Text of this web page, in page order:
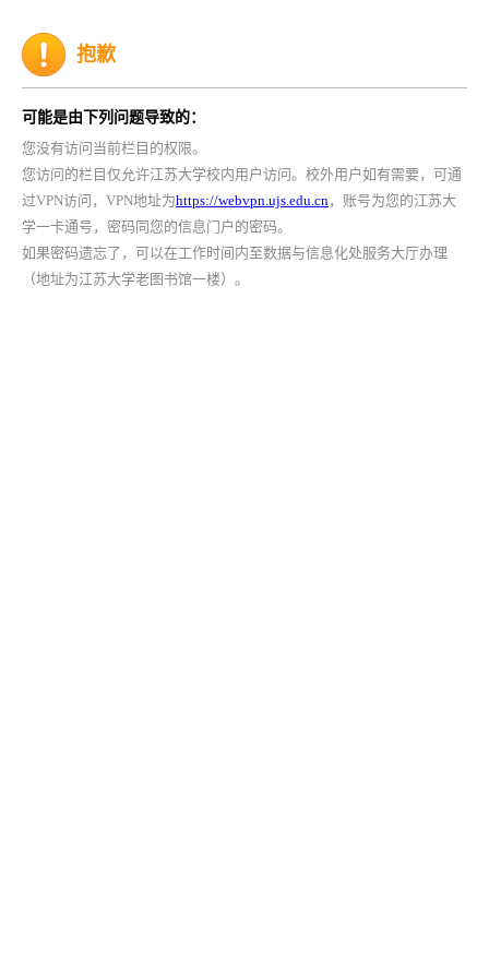
抱歉
可能是由下列问题导致的：
您没有访问当前栏目的权限。
您访问的栏目仅允许江苏大学校内用户访问。校外用户如有需要，可通
过VPN访问，VPN地址为https://webvpn.ujs.edu.cn，账号为您的江苏大
学一卡通号，密码同您的信息门户的密码。
如果密码遗忘了，可以在工作时间内至数据与信息化处服务大厅办理
（地址为江苏大学老图书馆一楼）。